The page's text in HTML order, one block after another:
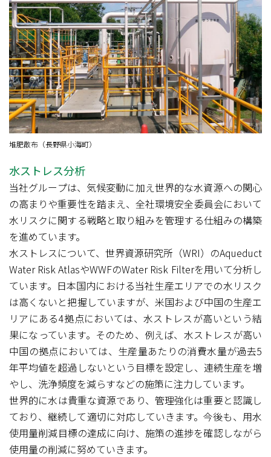
堆肥散布（長野県小海町）
水ストレス分析
当社グループは、気候変動に加え世界的な水資源への関心
の高まりや重要性を踏まえ、全社環境安全委員会において
水リスクに関する戦略と取り組みを管理する仕組みの構築
を進めています。
水ストレスについて、世界資源研究所（WRI）のAqueduct
Water Risk AtlasやWWFのWater Risk Filterを用いて分析し
ています。日本国内における当社生産エリアでの水リスク
は高くないと把握していますが、米国および中国の生産エ
リアにある4拠点においては、水ストレスが高いという結
果になっています。そのため、例えば、水ストレスが高い
中国の拠点においては、生産量あたりの消費水量が過去5
年平均値を超過しないという目標を設定し、連続生産を増
やし、洗浄頻度を減らすなどの施策に注力しています。
世界的に水は貴重な資源であり、管理強化は重要と認識し
ており、継続して適切に対応していきます。今後も、用水
使用量削減目標の達成に向け、施策の進捗を確認しながら
使用量の削減に努めていきます。